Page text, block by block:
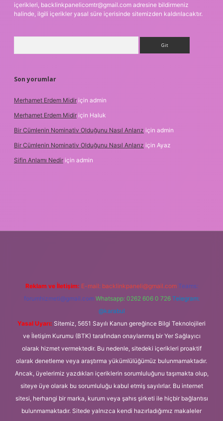
içerikleri, backlinkpanelicomtr@gmail.com adresine bildirmeniz
halinde, ilgili içerikler yasal süre içerisinde sitemizden kaldırılacaktır.
Son yorumlar
Merhamet Erdem Midir için admin
Merhamet Erdem Midir için Haluk
Bir Cümlenin Nominativ Olduğunu Nasıl Anlarız için admin
Bir Cümlenin Nominativ Olduğunu Nasıl Anlarız için Ayaz
Sifin Anlamı Nedir için admin
Reklam ve İletişim: E-mail: backlinkpaneli@gmail.com Teams:
forumhizmeti@gmail.com Whatsapp: 0262 606 0 726 Telegram:
@karabul
Yasal Uyarı: Sitemiz, 5651 Sayılı Kanun gereğince Bilgi Teknolojileri
ve İletişim Kurumu (BTK) tarafından onaylanmış bir Yer Sağlayıcı
olarak hizmet vermektedir. Bu nedenle, sitedeki içerikleri proaktif
olarak denetleme veya araştırma yükümlülüğümüz bulunmamaktadır.
Ancak, üyelerimiz yazdıkları içeriklerin sorumluluğunu taşımakta olup,
siteye üye olarak bu sorumluluğu kabul etmiş sayılırlar. Bu internet
sitesi, herhangi bir marka, kurum veya şahıs şirketi ile hiçbir bağlantısı
bulunmamaktadır. Sitede yalnızca kendi hazırladığımız makaleler